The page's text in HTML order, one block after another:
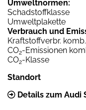
Umweltnormen:
Schadstoffklasse
Umweltplakette
Verbrauch und
Kraftstoffverbr. komb.
CO2-Emissionen
CO2-Klasse
Standort
Details zum Audi